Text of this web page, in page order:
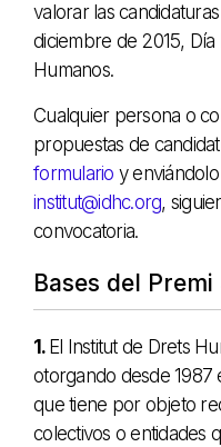
valorar las
diciembre de 2015,
Humanos.
Cualquier persona o
propuestas de
formulario y
institut@idhc.org,
convocatoria.
Bases del
1. El Institut de Drets
otorgando desde 1987
que tiene por objeto
colectivos o entidades